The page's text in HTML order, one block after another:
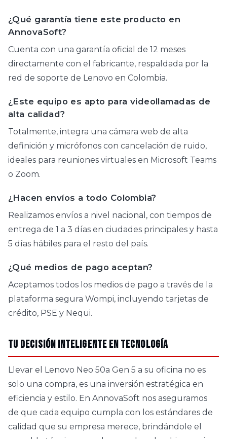
¿Qué garantía tiene este producto en
AnnovaSoft?
Cuenta con una garantía oficial de 12 meses
directamente con el fabricante, respaldada por la
red de soporte de Lenovo en Colombia.
¿Este equipo es apto para videollamadas de
alta calidad?
Totalmente, integra una cámara web de alta
definición y micrófonos con cancelación de ruido,
ideales para reuniones virtuales en Microsoft Teams
o Zoom.
¿Hacen envíos a todo Colombia?
Realizamos envíos a nivel nacional, con tiempos de
entrega de 1 a 3 días en ciudades principales y hasta
5 días hábiles para el resto del país.
¿Qué medios de pago aceptan?
Aceptamos todos los medios de pago a través de la
plataforma segura Wompi, incluyendo tarjetas de
crédito, PSE y Nequi.
Tu decisión inteligente en tecnología
Llevar el Lenovo Neo 50a Gen 5 a su oficina no es
solo una compra, es una inversión estratégica en
eficiencia y estilo. En AnnovaSoft nos aseguramos
de que cada equipo cumpla con los estándares de
calidad que su empresa merece, brindándole el